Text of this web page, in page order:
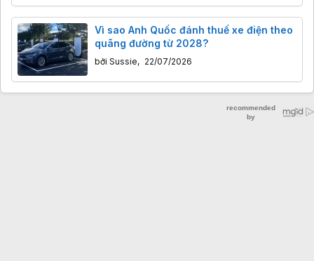
Vì sao Anh Quốc đánh thuế xe điện theo
quãng đường từ 2028?
bởi Sussie, 22/07/2026